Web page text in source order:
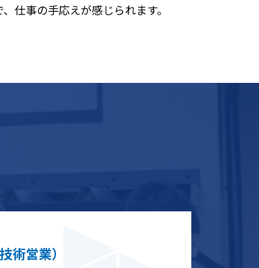
仕事の手応えが感じられます。
術営業）